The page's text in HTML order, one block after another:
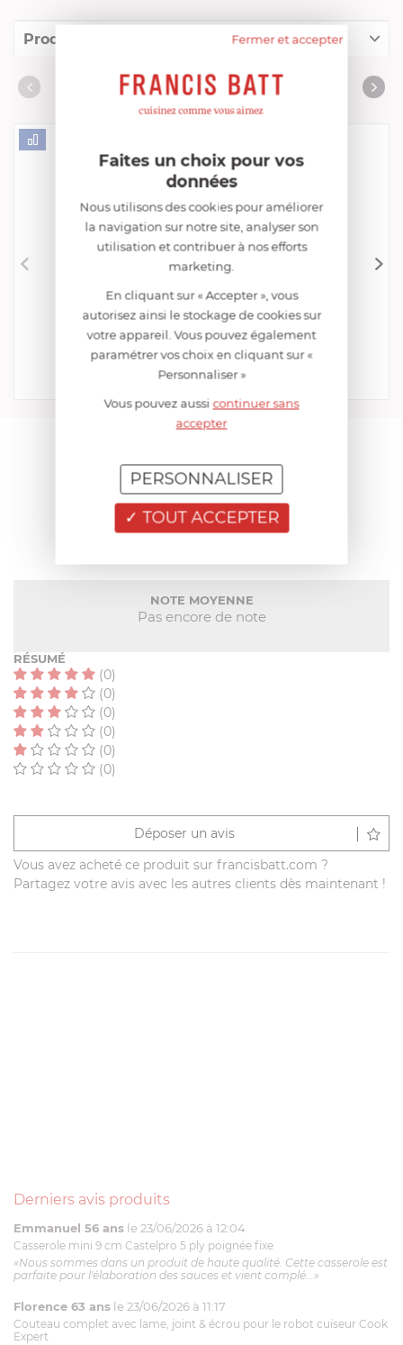
Produits conseillés
Consommables complémentaires
Livres de cuisine
PRODUITS CONSEILLÉS
CRISTEL
Presse Purée
EN STOCK - ENVOI SOUS 24/48H
29,52 €
AVIS CLIENT
NOTE MOYENNE
Pas encore de note
RÉSUMÉ
(0)
(0)
(0)
(0)
(0)
(0)
Déposer un avis
Vous avez acheté ce produit sur francisbatt.com ?
Partagez votre avis avec les autres clients dès maintenant !
Derniers avis produits
Emmanuel 56 ans le 23/06/2026 à 12:04
Casserole mini 9 cm Castelpro 5 ply poignée fixe
«Nous sommes dans un produit de haute qualité. Cette casserole est
parfaite pour l'élaboration des sauces et vient complé...»
Florence 63 ans le 23/06/2026 à 11:17
Couteau complet avec lame, joint & écrou pour le robot cuiseur Cook
Expert
Fermer et accepter
Faites un choix pour vos
données
Nous utilisons des cookies pour améliorer
la navigation sur notre site, analyser son
utilisation et contribuer à nos efforts
marketing.
En cliquant sur « Accepter », vous
autorisez ainsi le stockage de cookies sur
votre appareil. Vous pouvez également
paramétrer vos choix en cliquant sur «
Personnaliser »
Vous pouvez aussicontinuer sans
accepter
TOUT ACCEPTER
PERSONNALISER